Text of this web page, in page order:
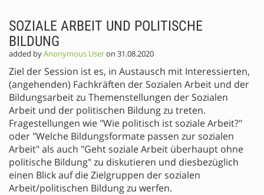
SOZIALE ARBEIT UND POLITISCHE
BILDUNG
added byAnonymous Useron 31.08.2020
Ziel der Session ist es, in Austausch mit Interessierten,
(angehenden) Fachkräften der Sozialen Arbeit und der
Bildungsarbeit zu Themenstellungen der Sozialen
Arbeit und der politischen Bildung zu treten.
Fragestellungen wie "Wie politisch ist soziale Arbeit?"
oder "Welche Bildungsformate passen zur sozialen
Arbeit" als auch "Geht soziale Arbeit überhaupt ohne
politische Bildung" zu diskutieren und diesbezüglich
einen Blick auf die Zielgruppen der sozialen
Arbeit/politischen Bildung zu werfen.